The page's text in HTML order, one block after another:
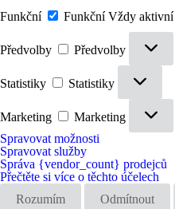
Funkční
Funkční Vždy aktivní
Předvolby Předvolby
Statistiky Statistiky
Marketing
Marketing
Spravovat možnosti
Spravovat služby
Správa {vendor_count} prodejců
Přečtěte si více o těchto účelech
Rozumím
Odmítnout